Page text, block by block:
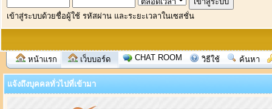
เข้าสู่ระบบด้วยชื่อผู้ใช้ รหัสผ่าน และระยะเวลาในเซสชั่น
หน้าแรก เว็บบอร์ด CHAT ROOM วิธีใช้ ค้นหา
แจ้งถึงบุคคลทั่วไปที่เข้ามา